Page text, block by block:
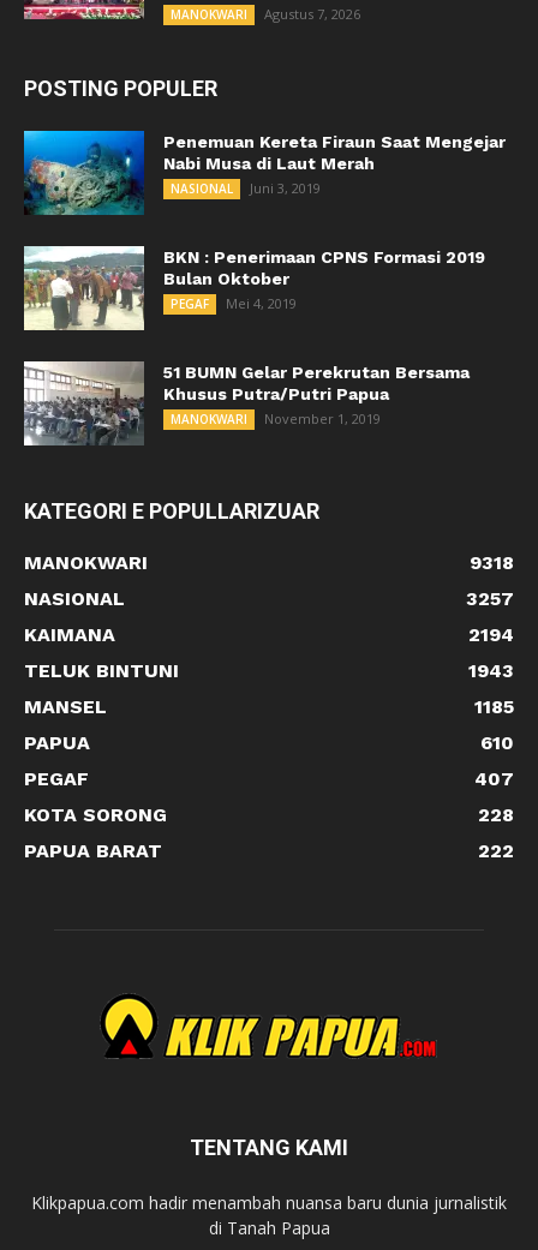
MANOKWARI Agustus 7, 2026
POSTING POPULER
Penemuan Kereta Firaun Saat Mengejar
Nabi Musa di Laut Merah
NASIONAL Juni 3, 2019
BKN : Penerimaan CPNS Formasi 2019
Bulan Oktober
PEGAF Mei 4, 2019
51 BUMN Gelar Perekrutan Bersama
Khusus Putra/Putri Papua
MANOKWARI November 1, 2019
KATEGORI E POPULLARIZUAR
MANOKWARI
9318
NASIONAL
3257
KAIMANA
2194
TELUK BINTUNI
1943
MANSEL
1185
PAPUA
610
PEGAF
407
KOTA SORONG
228
PAPUA BARAT
222
TENTANG KAMI
Klikpapua.com hadir menambah nuansa baru dunia jurnalistik
di Tanah Papua